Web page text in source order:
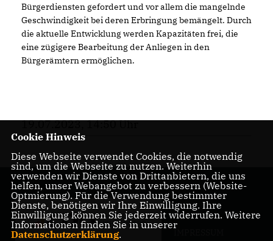
Bürgerdiensten gefordert und vor allem die mangelnde
Geschwindigkeit bei deren Erbringung bemängelt. Durch
die aktuelle Entwicklung werden Kapazitäten frei, die
eine zügigere Bearbeitung der Anliegen in den
Bürgerämtern ermöglichen.
19.07.2023, 14:50 Uhr
Cookie Hinweis
Diese Webseite verwendet Cookies, die notwendig
sind, um die Webseite zu nutzen. Weiterhin
verwenden wir Dienste von Drittanbietern, die uns
helfen, unser Webangebot zu verbessern (Website-
Optmierung). Für die Verwendung bestimmter
Dienste, benötigen wir Ihre Einwilligung. Ihre
Einwilligung können Sie jederzeit widerrufen. Weitere
Informationen finden Sie in unserer
Datenschutzerklärung.